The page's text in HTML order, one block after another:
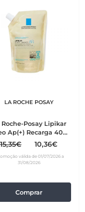
LA ROCHE POSAY
Roche-Posay Lipikar
Ap(+) Recarga 400
15,35€ 10,36€
válida de 01/07/2026 a
31/08/2026
Comprar